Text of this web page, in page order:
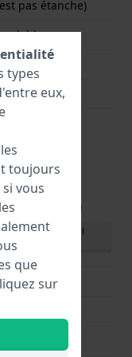
pas étanche)
les spécifications )
le manuel
(English)
types
eux,
toujours
vous
que
sur